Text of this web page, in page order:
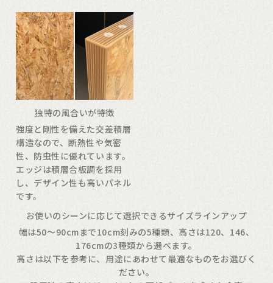
独特の風合いが特徴
強度と剛性を備えた交差積層
構造なので、断熱性や気密
性、防虫性に優れています。
エッジは積層合板調を採用
し、デザイン性も高いパネル
です。
お使いのシーンに応じて選択できるサイズラインアップ
幅は50〜90cmまで10cm刻みの5種類、高さは120、146、
176cmの3種類から選べます。
高さは以下を参考に、用途にあわせて最適なものをお選びく
ださい。